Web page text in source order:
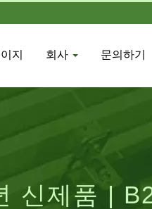
지 회사 문의하기
신제품 |